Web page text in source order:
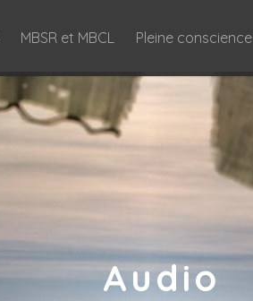
MBSR et MBCL Pleine conscience
Audio